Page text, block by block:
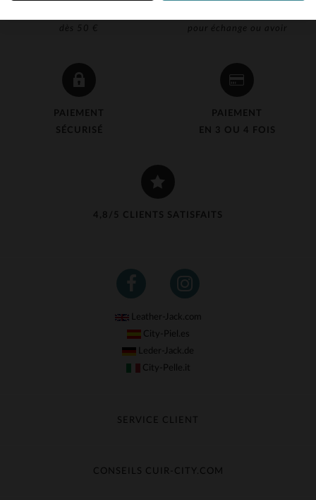
dès 50 €
pour échange ou avoir
PAIEMENT
SÉCURISÉ
PAIEMENT
EN 3 OU 4 FOIS
4,8/5 CLIENTS SATISFAITS
Leather-Jack.com
City-Piel.es
Leder-Jack.de
City-Pelle.it
SERVICE CLIENT
Échange & Remboursement
CONSEILS CUIR-CITY.COM